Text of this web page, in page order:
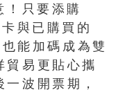
！只要添購
與已購買的
能加碼成為雙
貿易更貼心攜
波開票期，